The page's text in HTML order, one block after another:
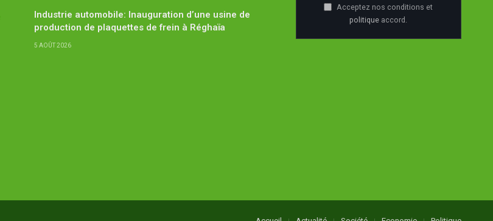
Industrie automobile: Inauguration d’une usine de
production de plaquettes de frein à Réghaïa
5 AOÛT 2026
Acceptez nos conditions et
politique accord.